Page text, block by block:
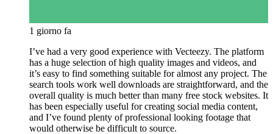
1 giorno fa
I’ve had a very good experience with Vecteezy. The platform
has a huge selection of high quality images and videos, and
it’s easy to find something suitable for almost any project. The
search tools work well downloads are straightforward, and the
overall quality is much better than many free stock websites. It
has been especially useful for creating social media content,
and I’ve found plenty of professional looking footage that
would otherwise be difficult to source.